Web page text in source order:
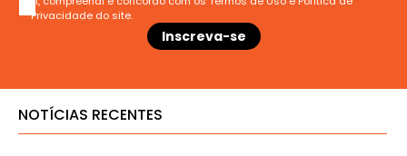
Privacidade do site.
NOTÍCIAS RECENTES